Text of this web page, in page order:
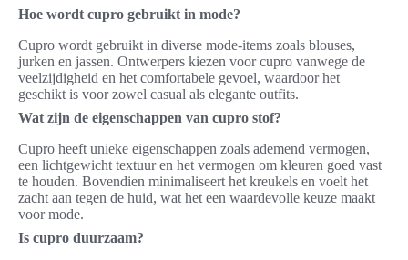
Hoe wordt cupro gebruikt in mode?
Cupro wordt gebruikt in diverse mode-items zoals blouses,
jurken en jassen. Ontwerpers kiezen voor cupro vanwege de
veelzijdigheid en het comfortabele gevoel, waardoor het
geschikt is voor zowel casual als elegante outfits.
Wat zijn de eigenschappen van cupro stof?
Cupro heeft unieke eigenschappen zoals ademend vermogen,
een lichtgewicht textuur en het vermogen om kleuren goed vast
te houden. Bovendien minimaliseert het kreukels en voelt het
zacht aan tegen de huid, wat het een waardevolle keuze maakt
voor mode.
Is cupro duurzaam?